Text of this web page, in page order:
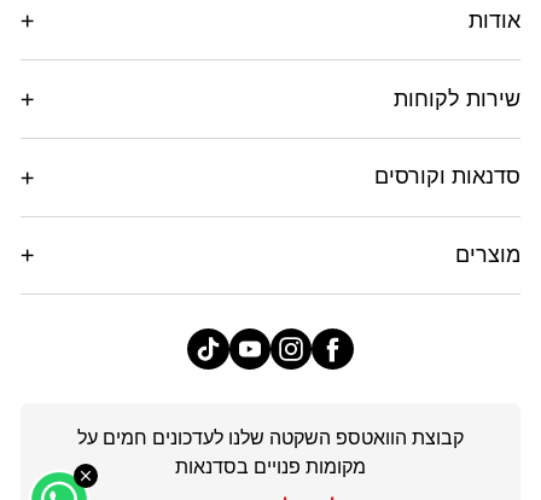
פייסבוקאינסטגרם
יוטיובטיק
קבוצת הוואטספ השקטה שלנו לעדכונים חמים על
מקומות פנויים בסדנאות
אודות
שירות לקוחות
סדנאות וקורסים
מוצרים